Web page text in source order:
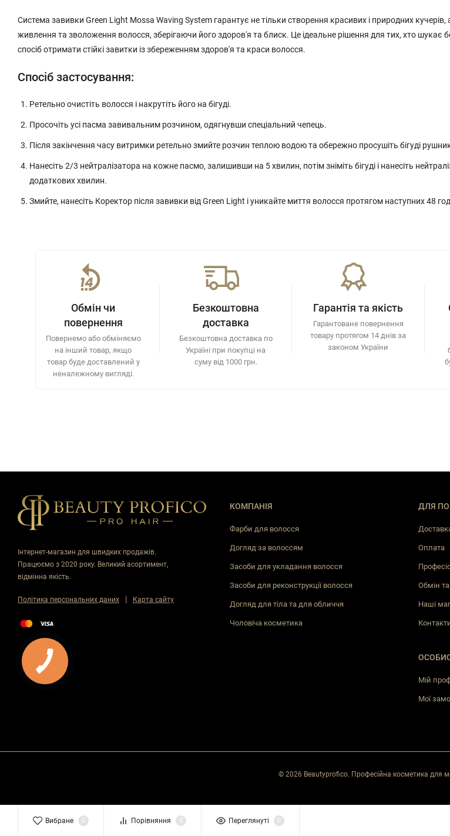
Система завивки Green Light Mossa Waving System гарантує не тільки створення красивих і природних кучерів,
живлення та зволоження волосся, зберігаючи його здоров'я та блиск. Це ідеальне рішення для тих, хто шукає
спосіб отримати стійкі завитки із збереженням здоров'я та краси волосся.
Спосіб застосування:
Ретельно очистіть волосся і накрутіть його на бігуді.
Просочіть усі пасма завивальним розчином, одягнувши спеціальний чепець.
Після закінчення часу витримки ретельно змийте розчин теплою водою та обережно просушіть бігуді
Нанесіть 2/3 нейтралізатора на кожне пасмо, залишивши на 5 хвилин, потім зніміть бігуді і нанесіть
додаткових хвилин.
Змийте, нанесіть Коректор після завивки від Green Light і уникайте миття волосся протягом наступних 48
Обмін чи
повернення
Повернемо або обміняємо
на інший товар, якщо
товар буде доставлений у
неналежному вигляді.
Безкоштовна
доставка
Безкоштовна доставка по
Україні при покупці на
суму від 1000 грн.
Гарантія та якість
Гарантоване повернення
товару протягом 14 днів за
законом України
Інтернет-магазин для швидких продажів.
Працюємо з 2020 року. Великий асортимент,
відмінна якість.
Політика персональних даних | Карта сайту
КОМПАНІЯ
Фарби для волосся
Догляд за волоссям
Засоби для укладання волосся
Засоби для реконструкції волосся
Догляд для тіла та для обличчя
Чоловіча косметика
ДЛЯ
Оплата
Обмін
Наші
Мій
Мої
© 2026 Beautyprofico. Професійна косметика для
Вибране 0 Порівняння 0 Переглянуті 0